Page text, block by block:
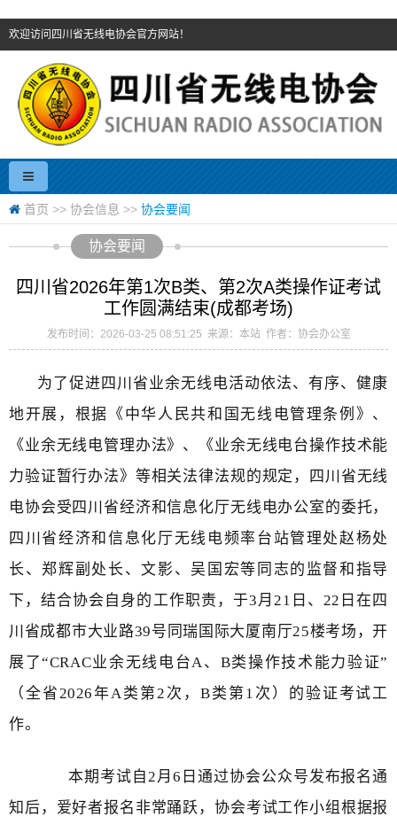
欢迎访问四川省无线电协会官方网站！
首页 >> 协会信息 >> 协会要闻
协会要闻
四川省2026年第1次B类、第2次A类操作证考试
工作圆满结束(成都考场)
发布时间：2026-03-25 08:51:25 来源：本站 作者：协会办公室
为了促进四川省业余无线电活动依法、有序、健康
地开展，根据《中华人民共和国无线电管理条例》、
《业余无线电管理办法》、《业余无线电台操作技术能
力验证暂行办法》等相关法律法规的规定，四川省无线
电协会受四川省经济和信息化厅无线电办公室的委托，
四川省经济和信息化厅无线电频率台站管理处赵杨处
长、郑辉副处长、文影、吴国宏等同志的监督和指导
下，结合协会自身的工作职责，于3月21日、22日在四
川省成都市大业路39号同瑞国际大厦南厅25楼考场，开
展了“CRAC业余无线电台A、B类操作技术能力验证”
（全省2026年A类第2次，B类第1次）的验证考试工
作。
本期考试自2月6日通过协会公众号发布报名通
知后，爱好者报名非常踊跃，协会考试工作小组根据报